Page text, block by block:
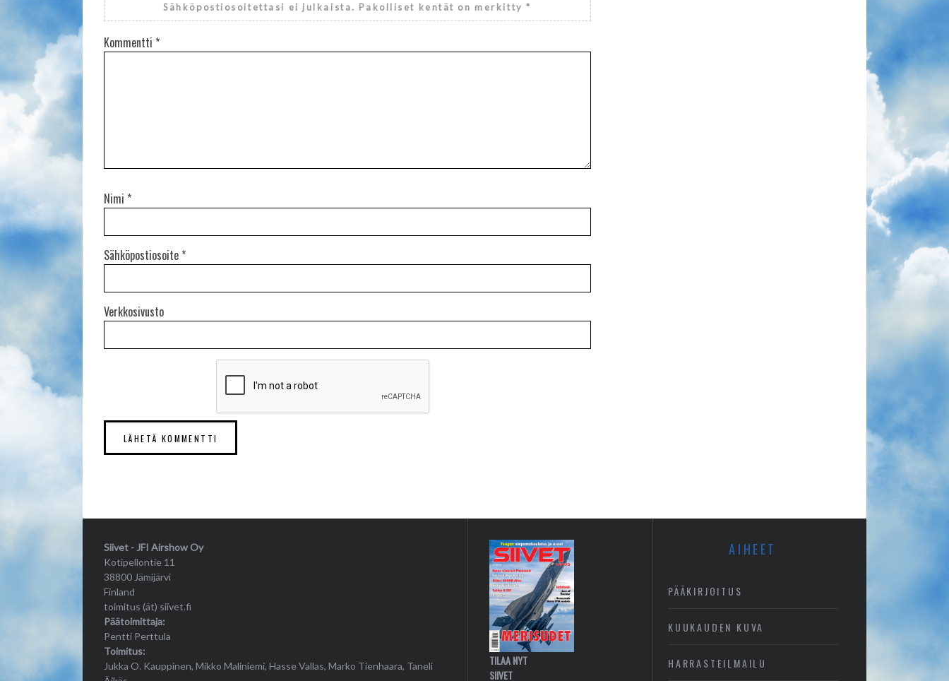
Sähköpostiosoitettasi ei julkaista. Pakolliset kentät on merkitty*
Kommentti *
Nimi *
Sähköpostiosoite *
Verkkosivusto
Siivet - JFI Airshow Oy
Kotipellontie 11
38800 Jämijärvi
Finland
toimitus (ät) siivet.fi
Päätoimittaja:
Pentti Perttula
Toimitus:
Jukka O. Kauppinen, Mikko Maliniemi, Hasse Vallas, Marko Tienhaara, Taneli
TILAA NYT
SIIVET
AIHEET
PÄÄKIRJOITUS
KUUKAUDEN KUVA
HARRASTEILMAILU